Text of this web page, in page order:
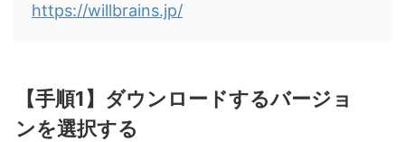
https://willbrains.jp/
【手順1】ダウンロードするバージョ
ンを選択する